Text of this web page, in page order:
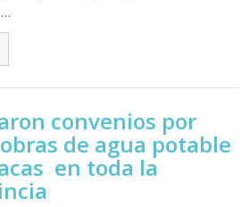
convenios por
de agua potable
en toda la